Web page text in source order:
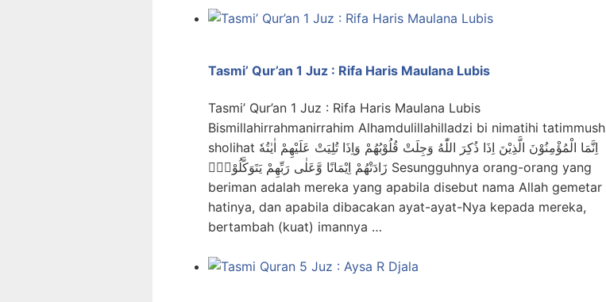
Tasmi’ Qur’an 1 Juz : Rifa Haris Maulana Lubis
Tasmi’ Qur’an 1 Juz : Rifa Haris Maulana Lubis
Bismillahirrahmanirrahim Alhamdulillahilladzi bi nimatihi tatimmush
sholihat اِنَّمَا الْمُؤْمِنُوْنَ الَّذِيْنَ اِذَا ذُكِرَ اللّٰهُ وَجِلَتْ قُلُوْبُهُمْ وَاِذَا تُلِيَتْ عَلَيْهِمْ اٰيٰتُهٗ
زَادَتْهُمْ اِيْمَانًا وَّعَلٰى رَبِّهِمْ يَتَوَكَّلُوْنَۙ Sesungguhnya orang-orang yang
beriman adalah mereka yang apabila disebut nama Allah gemetar
hatinya, dan apabila dibacakan ayat-ayat-Nya kepada mereka,
bertambah (kuat) imannya …